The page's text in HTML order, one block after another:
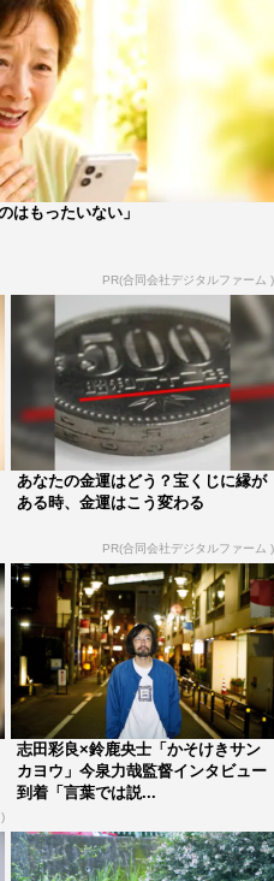
に早くそれが実現すると
きなのでうれしかったです
25周年記念という大切な作
を頂けて、本当にありがた
びを語った。
が、現場で生まれてくる俳
さな出来事を繰り返してい
も繊細さが求められていた
者と確かめ合いながら、や
し、父親の作り方もそうい
がとうございます」と感謝
を演じた鈴鹿は「陸君は自
ったり、自分の体もそうで
中でいろいろな壁がどんど
壁に当たった時にも、人に
くやさしい人だったので。
解決しにいく、その姿がす
だなと思いながらやってい
て話した。
菊池は「（鈴木咲演じる娘
で本当に子役っぽくないと
場面がたくさんあって。予
はもったいない」
PR(合同会社デジタルファーム )
あなたの金運はどう？宝くじに縁が
ある時、金運はこう変わる
PR(合同会社デジタルファーム )
志田彩良×鈴鹿央士「かそけきサン
カヨウ」今泉力哉監督インタビュー
到着「言葉では説...